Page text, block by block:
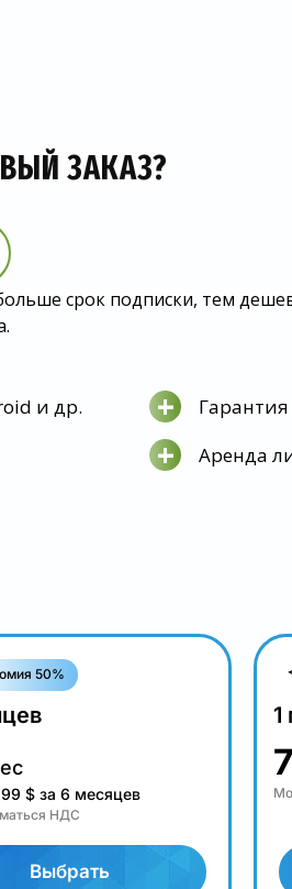
ЗАКАЗ?
срок подписки, тем
и др. +
+ Аренда
50%
$ за 6 месяцев
НДС
Выбрать
1